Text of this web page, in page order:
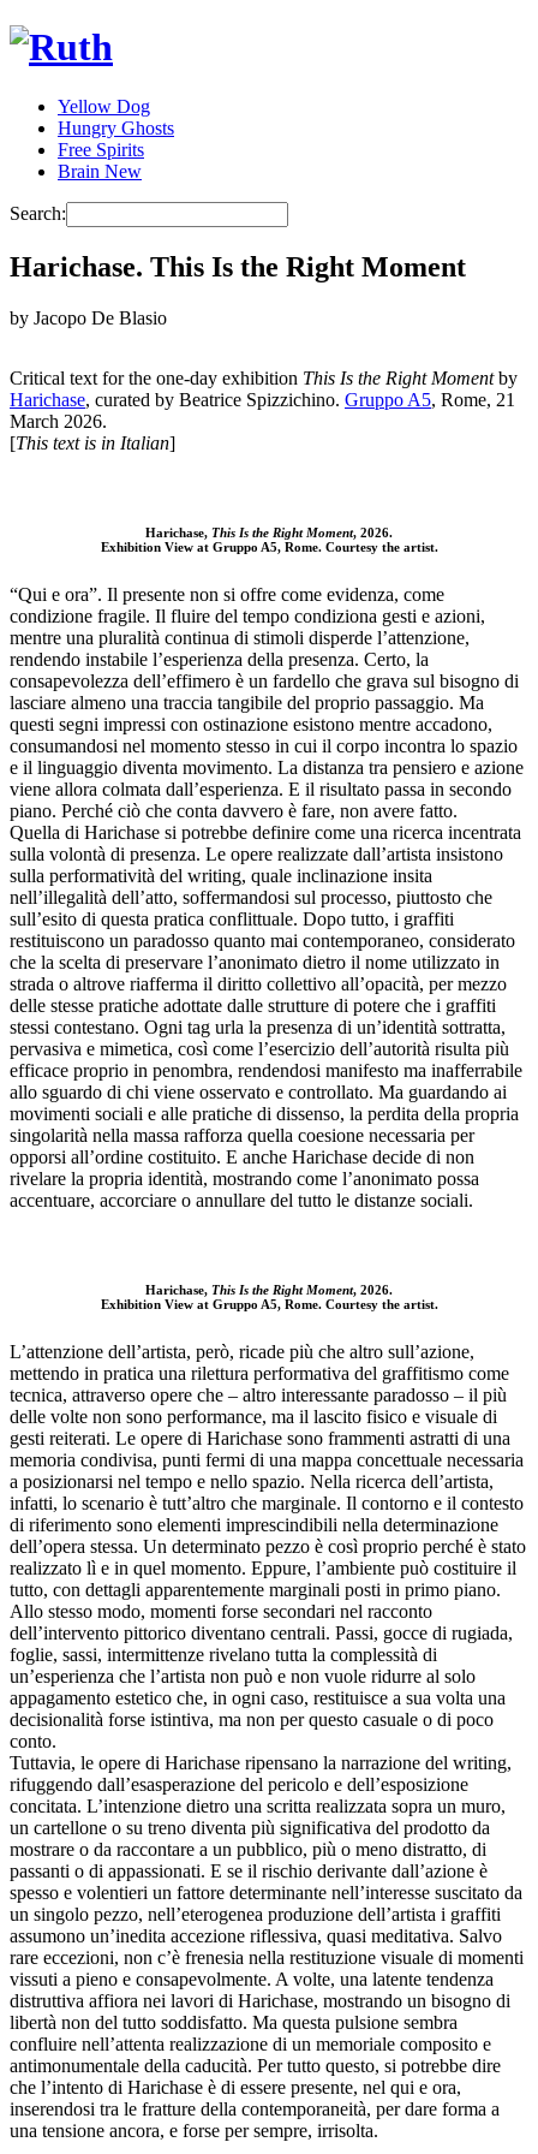
Yellow Dog
Hungry Ghosts
Free Spirits
Brain New
Search:
Harichase. This Is the Right Moment
by Jacopo De Blasio
Critical text for the one-day exhibition This Is the Right Momentby
Harichase, curated by Beatrice Spizzichino. Gruppo A5, Rome, 21
March 2026.
[This text is in Italian]
Harichase, This Is the Right Moment, 2026.
Exhibition View at Gruppo A5, Rome. Courtesy the artist.
“Qui e ora”. Il presente non si offre come evidenza, come
condizione fragile. Il fluire del tempo condiziona gesti e azioni,
mentre una pluralità continua di stimoli disperde l’attenzione,
rendendo instabile l’esperienza della presenza. Certo, la
consapevolezza dell’effimero è un fardello che grava sul bisogno di
lasciare almeno una traccia tangibile del proprio passaggio. Ma
questi segni impressi con ostinazione esistono mentre accadono,
consumandosi nel momento stesso in cui il corpo incontra lo spazio
e il linguaggio diventa movimento. La distanza tra pensiero e azione
viene allora colmata dall’esperienza. E il risultato passa in secondo
piano. Perché ciò che conta davvero è fare, non avere fatto.
Quella di Harichase si potrebbe definire come una ricerca incentrata
sulla volontà di presenza. Le opere realizzate dall’artista insistono
sulla performatività del writing, quale inclinazione insita
nell’illegalità dell’atto, soffermandosi sul processo, piuttosto che
sull’esito di questa pratica conflittuale. Dopo tutto, i graffiti
restituiscono un paradosso quanto mai contemporaneo, considerato
che la scelta di preservare l’anonimato dietro il nome utilizzato in
strada o altrove riafferma il diritto collettivo all’opacità, per mezzo
delle stesse pratiche adottate dalle strutture di potere che i graffiti
stessi contestano. Ogni tag urla la presenza di un’identità sottratta,
pervasiva e mimetica, così come l’esercizio dell’autorità risulta più
efficace proprio in penombra, rendendosi manifesto ma inafferrabile
allo sguardo di chi viene osservato e controllato. Ma guardando ai
movimenti sociali e alle pratiche di dissenso, la perdita della propria
singolarità nella massa rafforza quella coesione necessaria per
opporsi all’ordine costituito. E anche Harichase decide di non
rivelare la propria identità, mostrando come l’anonimato possa
accentuare, accorciare o annullare del tutto le distanze sociali.
Harichase, This Is the Right Moment, 2026.
Exhibition View at Gruppo A5, Rome. Courtesy the artist.
L’attenzione dell’artista, però, ricade più che altro sull’azione,
mettendo in pratica una rilettura performativa del graffitismo come
tecnica, attraverso opere che – altro interessante paradosso – il più
delle volte non sono performance, ma il lascito fisico e visuale di
gesti reiterati. Le opere di Harichase sono frammenti astratti di una
memoria condivisa, punti fermi di una mappa concettuale necessaria
a posizionarsi nel tempo e nello spazio. Nella ricerca dell’artista,
infatti, lo scenario è tutt’altro che marginale. Il contorno e il contesto
di riferimento sono elementi imprescindibili nella determinazione
dell’opera stessa. Un determinato pezzo è così proprio perché è stato
realizzato lì e in quel momento. Eppure, l’ambiente può costituire il
tutto, con dettagli apparentemente marginali posti in primo piano.
Allo stesso modo, momenti forse secondari nel racconto
dell’intervento pittorico diventano centrali. Passi, gocce di rugiada,
foglie, sassi, intermittenze rivelano tutta la complessità di
un’esperienza che l’artista non può e non vuole ridurre al solo
appagamento estetico che, in ogni caso, restituisce a sua volta una
decisionalità forse istintiva, ma non per questo casuale o di poco
conto.
Tuttavia, le opere di Harichase ripensano la narrazione del writing,
rifuggendo dall’esasperazione del pericolo e dell’esposizione
concitata. L’intenzione dietro una scritta realizzata sopra un muro,
un cartellone o su treno diventa più significativa del prodotto da
mostrare o da raccontare a un pubblico, più o meno distratto, di
passanti o di appassionati. E se il rischio derivante dall’azione è
spesso e volentieri un fattore determinante nell’interesse suscitato da
un singolo pezzo, nell’eterogenea produzione dell’artista i graffiti
assumono un’inedita accezione riflessiva, quasi meditativa. Salvo
rare eccezioni, non c’è frenesia nella restituzione visuale di momenti
vissuti a pieno e consapevolmente. A volte, una latente tendenza
distruttiva affiora nei lavori di Harichase, mostrando un bisogno di
libertà non del tutto soddisfatto. Ma questa pulsione sembra
confluire nell’attenta realizzazione di un memoriale composito e
antimonumentale della caducità. Per tutto questo, si potrebbe dire
che l’intento di Harichase è di essere presente, nel qui e ora,
inserendosi tra le fratture della contemporaneità, per dare forma a
una tensione ancora, e forse per sempre, irrisolta.